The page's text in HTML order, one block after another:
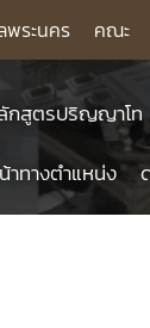
พระนคร คณะ
กสูตรปริญญาโท
าทางตำแหน่ง